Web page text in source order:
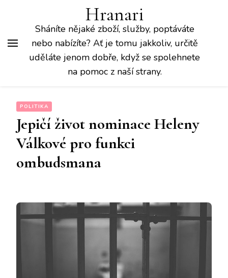
Hranari
Sháníte nějaké zboží, služby, poptáváte
nebo nabízíte? Ať je tomu jakkoliv, určitě
uděláte jenom dobře, když se spolehnete
na pomoc z naší strany.
POLITIKA
Jepičí život nominace Heleny
Válkové pro funkci
ombudsmana